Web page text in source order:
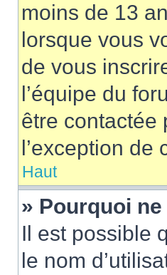
moins de 13
lorsque vous
de vous
l’équipe du
être contactée
l’exception de
Haut
» Pourquoi
Il est possible
le nom